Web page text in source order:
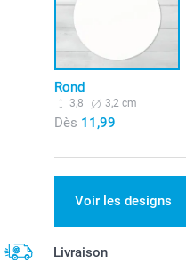
Rond
3,8 3,2 cm
Dès 11,99
Voir les designs
Livraison